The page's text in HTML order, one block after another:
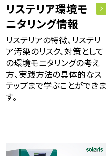
リステリア環境モ
ニタリング情報
リステリアの特徴、リステリ
ア汚染のリスク、対策として
の環境モニタリングの考え
方、実践方法の具体的なス
テップまで学ぶことができま
す。